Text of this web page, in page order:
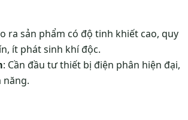
ra sản phẩm có độ tinh khiết cao, quy
ít phát sinh khí độc.
: Cần đầu tư thiết bị điện phân hiện đại,
năng.